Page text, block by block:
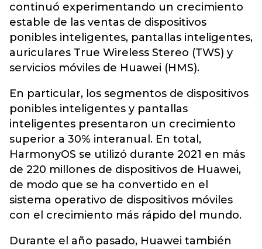
continuó experimentando un crecimiento
estable de las ventas de dispositivos
ponibles inteligentes, pantallas inteligentes,
auriculares True Wireless Stereo (TWS) y
servicios móviles de Huawei (HMS).
En particular, los segmentos de dispositivos
ponibles inteligentes y pantallas
inteligentes presentaron un crecimiento
superior a 30% interanual. En total,
HarmonyOS se utilizó durante 2021 en más
de 220 millones de dispositivos de Huawei,
de modo que se ha convertido en el
sistema operativo de dispositivos móviles
con el crecimiento más rápido del mundo.
Durante el año pasado, Huawei también